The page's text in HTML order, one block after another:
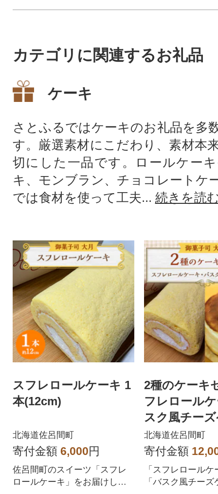
カテゴリに関連するお礼品
ケーキ
さとふるではケーキのお礼品を多
す。厳選素材にこだわり、素材本
切にした一品です。ロールケー
キ、モンブラン、チョコレートケ
では食材を使って工夫... 続きを読
スフレロールケーキ 1
本(12cm)
北海道佐呂間町
寄付金額 6,000円
佐呂間町のスイーツ「スフレ
ロールケーキ」をお届けしま
2種のケーキ
フレロール
スク風チー
北海道佐呂間町
寄付金額
「スフレロールケ
「バスク風チー